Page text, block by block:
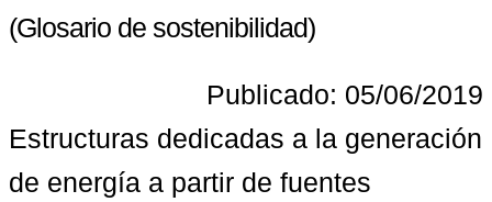
(Glosario de sostenibilidad)
Publicado: 05/06/2019
Estructuras dedicadas a la generación
de energía a partir de fuentes